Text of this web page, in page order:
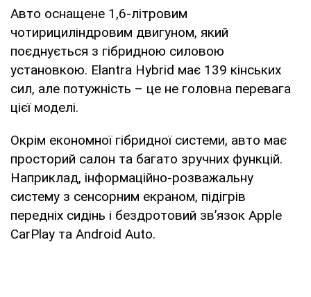
Авто оснащене 1,6-літровим
чотирициліндровим двигуном, який
поєднується з гібридною силовою
установкою. Elantra Hybrid має 139 кінських
сил, але потужність – це не головна перевага
цієї моделі.
Окрім економної гібридної системи, авто має
просторий салон та багато зручних функцій.
Наприклад, інформаційно-розважальну
систему з сенсорним екраном, підігрів
передніх сидінь і бездротовий зв’язок Apple
CarPlay та Android Auto.